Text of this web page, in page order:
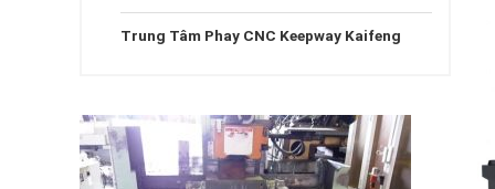
Trung Tâm Phay CNC Keepway Kaifeng